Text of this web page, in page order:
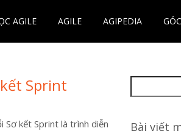
AGILE AGILE AGIPEDIA
Sprint
kết Sprint là trình diễn
kiếm
Bài viết